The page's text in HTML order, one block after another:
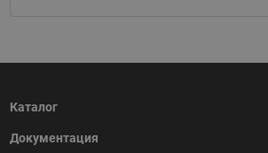
Каталог
Тепловая автоматика
Документация